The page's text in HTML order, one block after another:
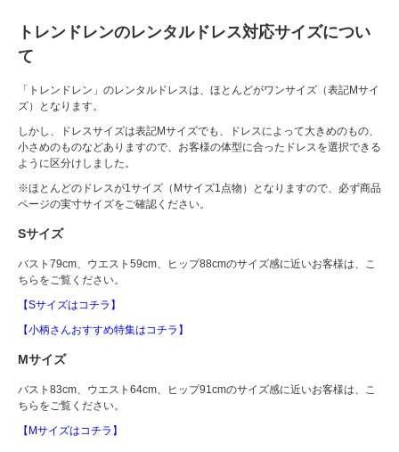
トレンドレンのレンタルドレス対応サイズについ
て
「トレンドレン」のレンタルドレスは、ほとんどがワンサイズ（表記Mサイ
ズ）となります。
しかし、ドレスサイズは表記Mサイズでも、ドレスによって大きめのもの、
小さめのものなどありますので、お客様の体型に合ったドレスを選択できる
ように区分けしました。
※ほとんどのドレスが1サイズ（Mサイズ1点物）となりますので、必ず商品
ページの実寸サイズをご確認ください。
Sサイズ
バスト79cm、ウエスト59cm、ヒップ88cmのサイズ感に近いお客様は、こ
ちらをご覧ください。
【Sサイズはコチラ】
【小柄さんおすすめ特集はコチラ】
Mサイズ
バスト83cm、ウエスト64cm、ヒップ91cmのサイズ感に近いお客様は、こ
ちらをご覧ください。
【Mサイズはコチラ】